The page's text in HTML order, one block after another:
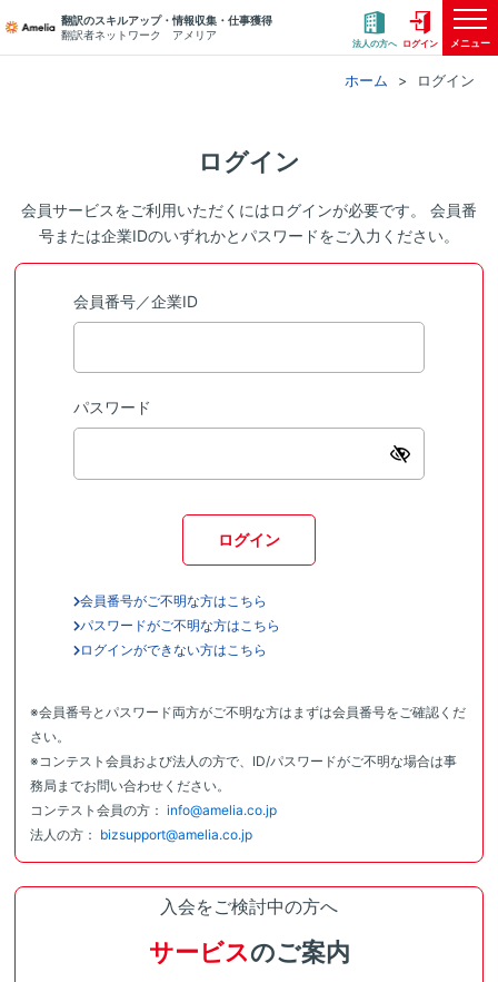
翻訳のスキルアップ・情報収集・仕事獲得
翻訳者ネットワーク アメリア
法人の方へ ログイン メニュー
ホーム ログイン
ログイン
会員サービスをご利用いただくにはログインが必要です。 会員番
号または企業IDのいずれかとパスワードをご入力ください。
会員番号／企業ID
パスワード
ログイン
会員番号がご不明な方はこちら
パスワードがご不明な方はこちら
ログインができない方はこちら
※会員番号とパスワード両方がご不明な方はまずは会員番号をご確認くだ
さい。
※コンテスト会員および法人の方で、ID/パスワードがご不明な場合は事
務局までお問い合わせください。
コンテスト会員の方： info@amelia.co.jp
法人の方： bizsupport@amelia.co.jp
入会をご検討中の方へ
サービスのご案内